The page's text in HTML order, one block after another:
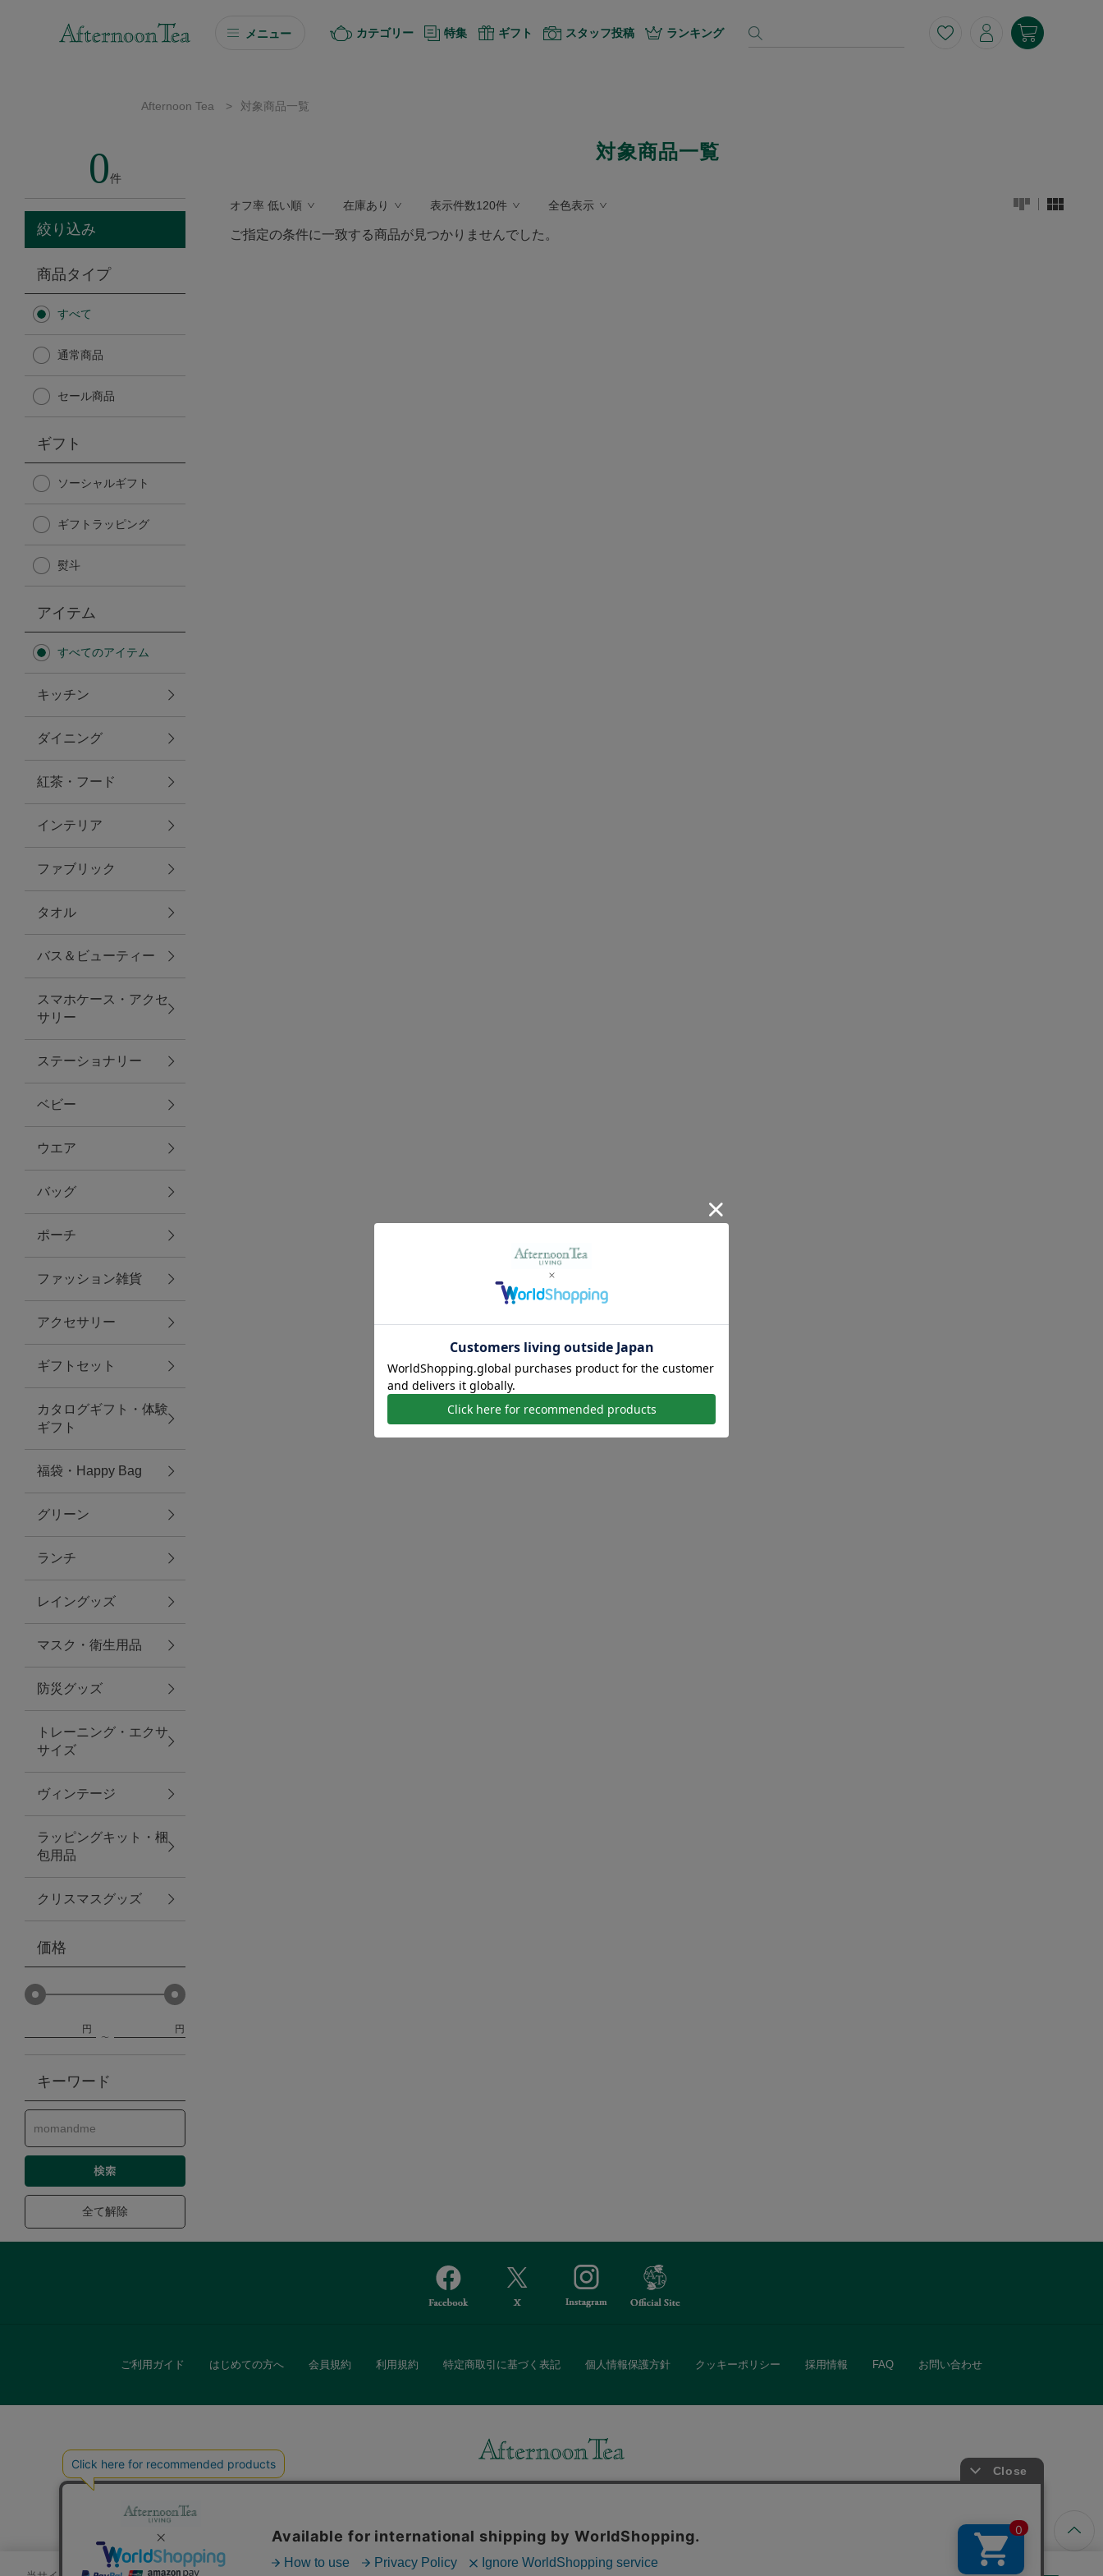
メニュー
ソーシャルギフト
カタログギフト
Afternoon Tea TEAROOM
Afternoon Tea TEAROOM
日傘
保冷バッグ
無重力シリーズ
トラベルグッズ
ランチ
バッグ
キッチン・ダイニング
ダイニング
キッチン
ファブリック
グリーン
バス＆ビューティー
バス＆ビューティー
タオル
ウエア＆バッグ
ウエア
レイングッズ
アクセサリー
ファッション雑貨
ファッショングッズ
スマホケース・アクセサリー
ポーチ
ステーショナリー
その他
紅茶・フード
防災グッズ・非常食
トレーニング
ヴィンテージ
カテゴリー 特集 ギフト スタッフ投稿 ランキング
Afternoon Tea > 対象商品一覧
0件
絞り込み
商品タイプ
すべて
通常商品
セール商品
ギフト
ソーシャルギフト
ギフトラッピング
熨斗
アイテム
すべてのアイテム
キッチン
ダイニング
紅茶・フード
インテリア
ファブリック
タオル
バス＆ビューティー
スマホケース・アクセ
サリー
ステーショナリー
ベビー
ウエア
バッグ
ポーチ
ファッション雑貨
アクセサリー
ギフトセット
カタログギフト・体験
ギフト
福袋・Happy Bag
グリーン
ランチ
レイングッズ
マスク・衛生用品
防災グッズ
トレーニング・エクサ
サイズ
ヴィンテージ
ラッピングキット・梱
包用品
クリスマスグッズ
価格
円 円
キーワード
全て解除
対象商品一覧
オフ率 低い順 在庫あり 表示件数120件 全色表示
ご指定の条件に一致する商品が見つかりませんでした。
ご利用ガイド はじめての方へ 会員規約 利用規約 特定商取引に基づく表記 個人情報保護方針 クッキーポリシー 採用情報 FAQ お問い合わせ
また、ギフトセットなどギフトにぴったりの豊富な商品がラインナップ。
「ソーシャルギフト」サービスもご提供しています。